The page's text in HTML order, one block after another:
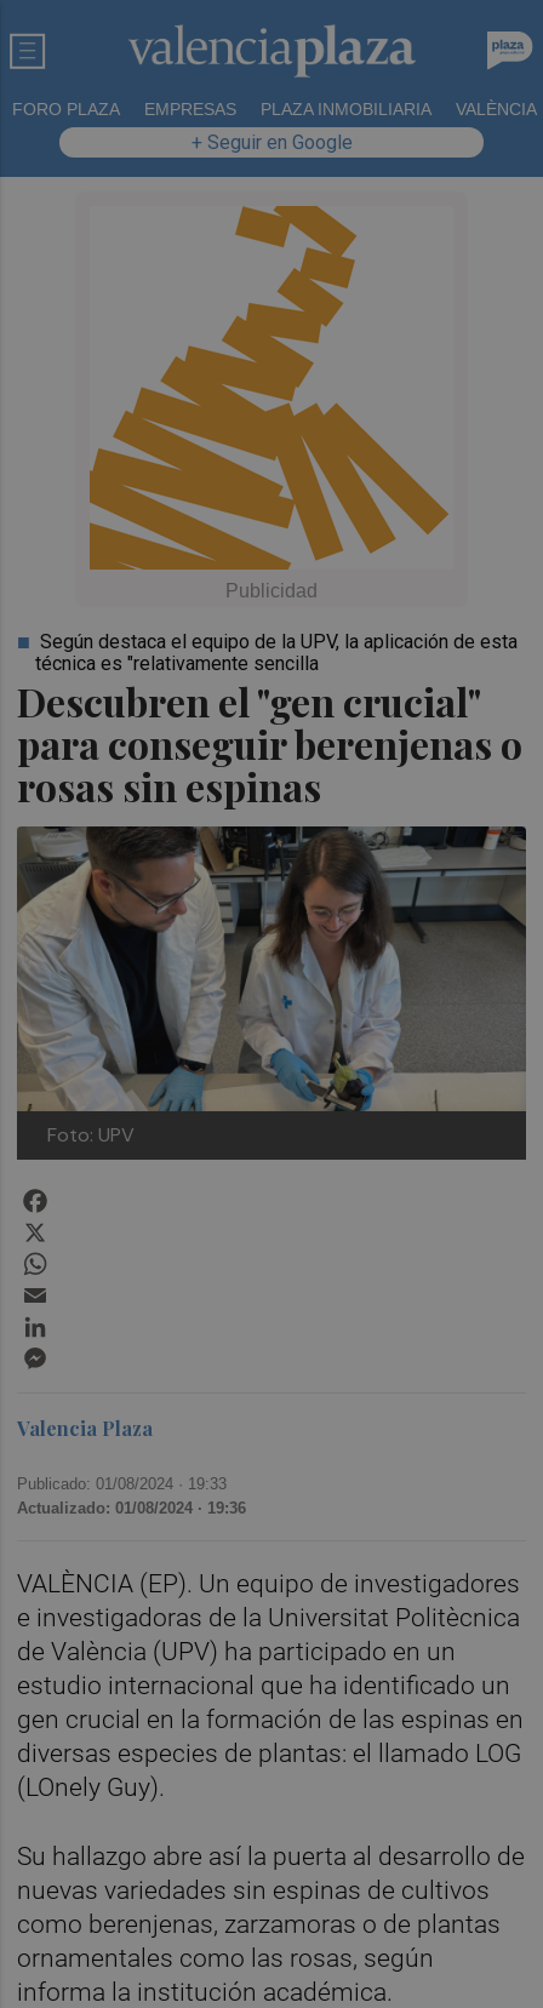
FORO PLAZA EMPRESAS PLAZA INMOBILIARIA VALÈNCIA
+ Seguir en Google
Descubren el "gen crucial"
para conseguir berenjenas o
rosas sin espinas
Según destaca el equipo de la UPV, la aplicación de esta
técnica es "relativamente sencilla
Foto: UPV
Valencia Plaza
Publicado: 01/08/2024 · 19:33
Actualizado: 01/08/2024 · 19:36
VALÈNCIA (EP). Un equipo de investigadores
e investigadoras de la Universitat Politècnica
de València (UPV) ha participado en un
estudio internacional que ha identificado un
gen crucial en la formación de las espinas en
diversas especies de plantas: el llamado LOG
(LOnely Guy).
Su hallazgo abre así la puerta al desarrollo de
nuevas variedades sin espinas de cultivos
como berenjenas, zarzamoras o de plantas
ornamentales como las rosas, según
informa la institución académica.